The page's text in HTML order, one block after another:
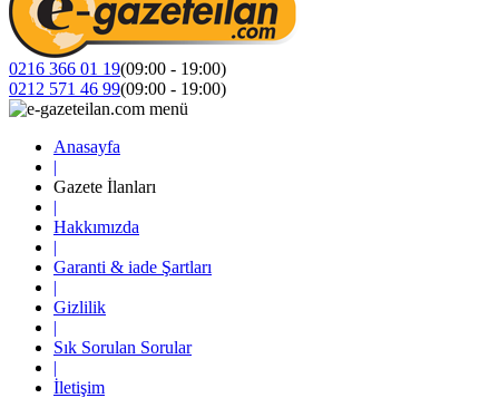
0216 366 01 19(09:00 - 19:00)
0212 571 46 99(09:00 - 19:00)
Anasayfa
|
Gazete İlanları
|
Hakkımızda
|
Garanti & iade Şartları
|
Gizlilik
|
Sık Sorulan Sorular
|
İletişim